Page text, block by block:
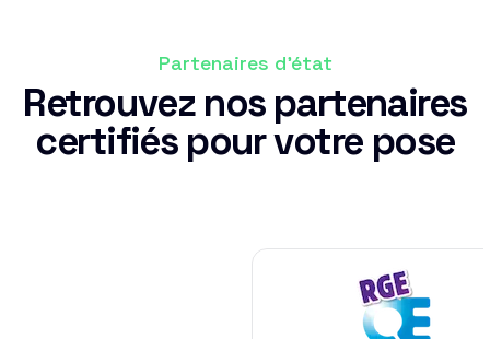
Partenaires d'état
Retrouvez nos partenaires
certifiés pour votre pose